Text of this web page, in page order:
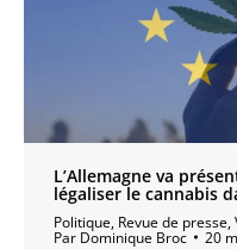
L’Allemagne va
légaliser le cannabis
Politique, Revue de presse,
Par Dominique Broc 20